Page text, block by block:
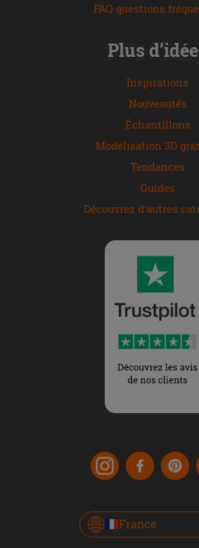
FAQ questions
Plus
Inspirations
Nouveautés
Échantillons
Modélisation 3D
Tendances
Guides
Découvrez d'autres
France